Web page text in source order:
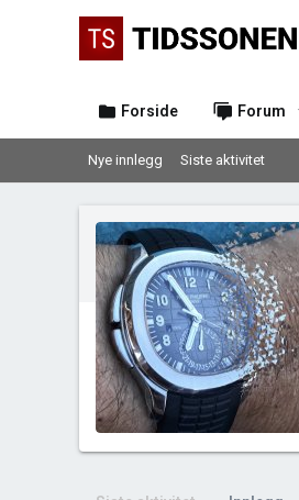
Forside Forum
Nye innlegg Siste aktivitet